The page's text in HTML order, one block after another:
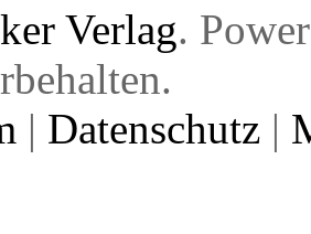
Verlag.
| Datenschutz |